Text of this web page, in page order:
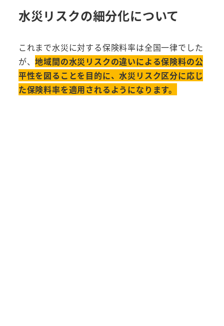
水災リスクの細分化について
これまで水災に対する保険料率は全国一律でした
が、地域間の水災リスクの違いによる保険料の公
平性を図ることを目的に、水災リスク区分に応じ
た保険料率を適用されるようになります。